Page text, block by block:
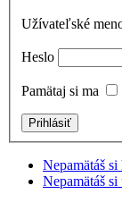
Užívateľské
Heslo
Pamätaj si ma
Nepamätáš si
Nepamätáš